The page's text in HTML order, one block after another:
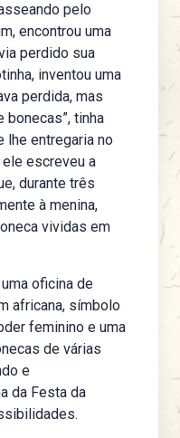
pelo
encontrou uma
perdido sua
inventou uma
perdida, mas
bonecas”, tinha
lhe entregaria no
escreveu a
durante três
à menina,
vividas em
oficina de
africana, símbolo
feminino e uma
de várias
e
da Festa da